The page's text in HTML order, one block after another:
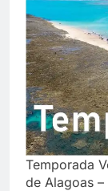
Temporada
de Alagoas